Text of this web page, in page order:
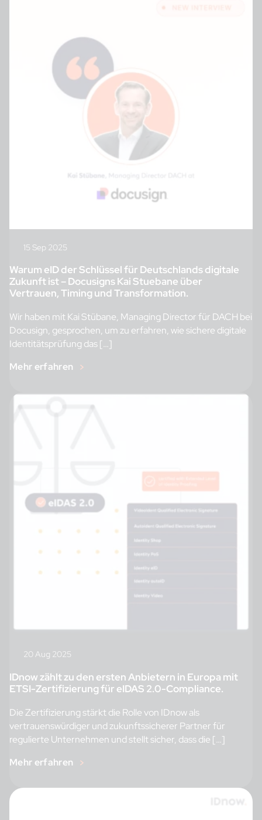
15 Sep 2025
Warum eID der Schlüssel für Deutschlands digitale
Zukunft ist – Docusigns Kai Stuebane über
Vertrauen, Timing und Transformation.
Wir haben mit Kai Stübane, Managing Director für DACH bei
Docusign, gesprochen, um zu erfahren, wie sichere digitale
Identitätsprüfung das […]
Mehr erfahren
20 Aug 2025
IDnow zählt zu den ersten Anbietern in Europa mit
ETSI-Zertifizierung für eIDAS 2.0-Compliance.
Die Zertifizierung stärkt die Rolle von IDnow als
vertrauenswürdiger und zukunftssicherer Partner für
regulierte Unternehmen und stellt sicher, dass die […]
Mehr erfahren